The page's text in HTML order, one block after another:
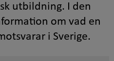
utbildning. I den
om vad en
i Sverige.